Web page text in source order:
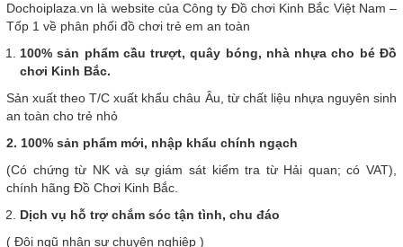
Dochoiplaza.vn là website của Công ty Đồ chơi Kinh Bắc Việt Nam –
Tốp 1 về phân phối đồ chơi trẻ em an toàn
100% sản phẩm cầu trượt, quây bóng, nhà nhựa cho bé Đồ
chơi Kinh Bắc.
Sản xuất theo T/C xuất khẩu châu Âu, từ chất liệu nhựa nguyên sinh
an toàn cho trẻ nhỏ
2. 100% sản phẩm mới, nhập khẩu chính ngạch
(Có chứng từ NK và sự giám sát kiểm tra từ Hải quan; có VAT),
chính hãng Đồ Chơi Kinh Bắc.
Dịch vụ hỗ trợ chắm sóc tận tình, chu đáo
( Đội ngũ nhân sự chuyên nghiệp )